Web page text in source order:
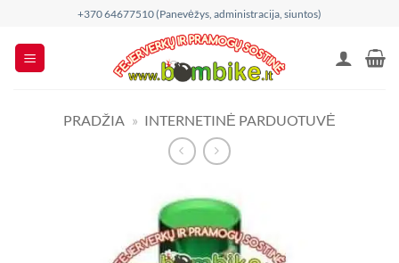
content
+370 64677510 (Panevėžys, administracija, siuntos)
PRADŽIA » INTERNETINĖ PARDUOTUVĖ